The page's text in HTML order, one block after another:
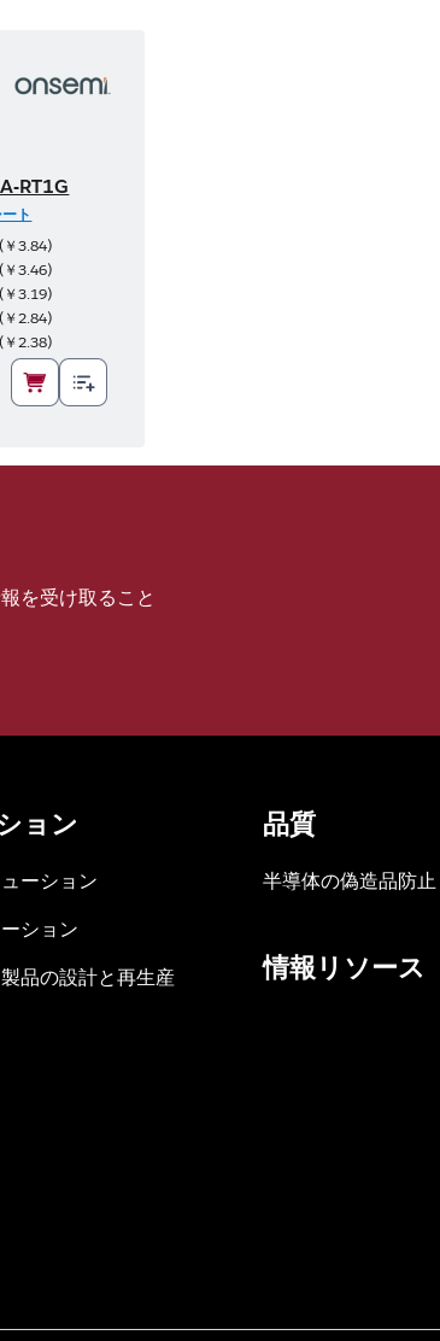
RT1G
ト
￥3.84)
￥3.46)
￥3.19)
￥2.84)
￥2.38)
を受け取ること
ョン
ーション
ション
品の設計と再生産
品質
半導体の偽造品防止
情報リソース